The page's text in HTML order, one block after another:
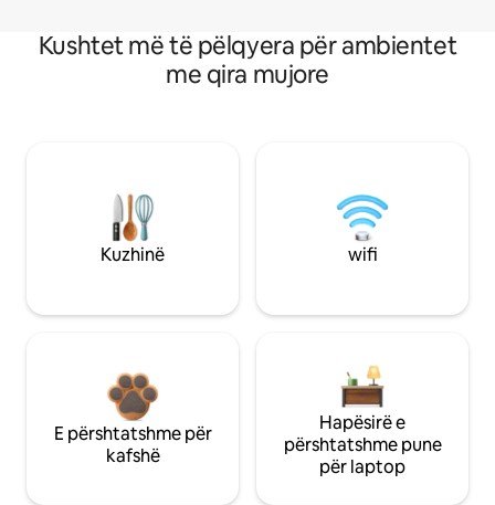
Kushtet më të pëlqyera për ambientet
me qira mujore
Kuzhinë wifi
E përshtatshme për
kafshë
Hapësirë e
përshtatshme pune
për laptop